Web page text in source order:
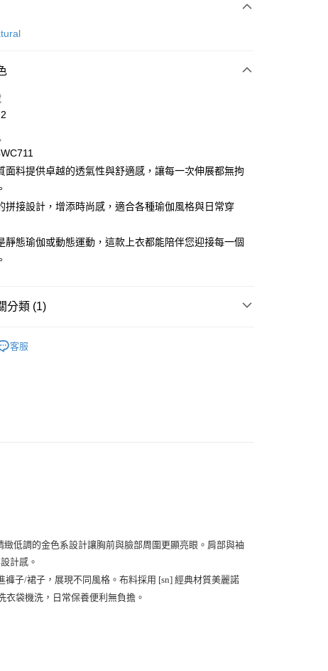
付款
取貨
，滿NT$2,000(含以上)免運費
面料提供卓越的透氣性與舒適感，讓每一次伸展都無拘
拼接設計，增添時尚感，適合各種瑜伽風格與日常穿
靜態瑜伽或動態運動，這款上衣都能陪伴您迎接每一個
分類 (1)
客服
低調的金色系設計讓胸前與臉部周圍更顯亮眼。肩部與袖
計感。
褲子/裙子，展現不同風格。布料採用 [sn] 經典材質美麗諾
衣袋機洗，日常保養便利無負擔。